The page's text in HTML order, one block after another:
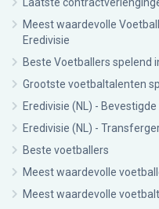
Meest waardevolle
Eredivisie
Beste Voetballers spelend
Grootste voetbaltalenten
Eredivisie (NL) -
Eredivisie (NL) -
Beste voetballers
Meest waardevolle
Meest waardevolle